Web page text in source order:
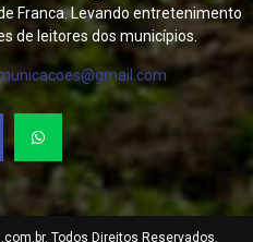
Franca. Levando entretenimento
de leitores dos municípios.
Todos Direitos Reservados.